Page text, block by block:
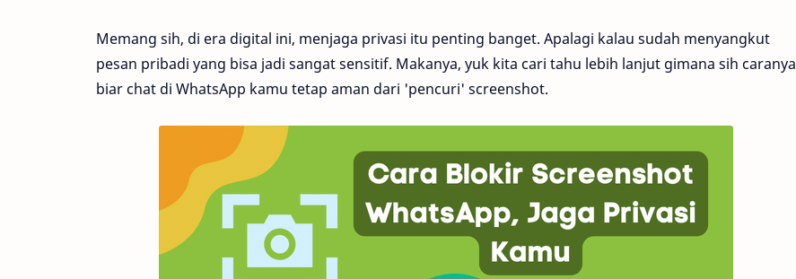
Memang sih, di era digital ini, menjaga privasi itu penting banget. Apalagi kalau sudah menyangkut
pesan pribadi yang bisa jadi sangat sensitif. Makanya, yuk kita cari tahu lebih lanjut gimana sih caranya
biar chat di WhatsApp kamu tetap aman dari 'pencuri' screenshot.